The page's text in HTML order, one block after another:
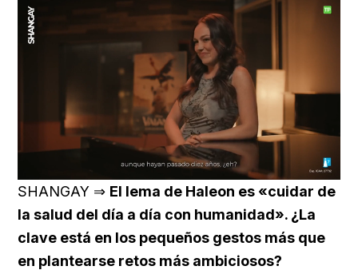
Loaded:
76.68%
SHANGAY ⇒ El lema de Haleon es «cuidar de
la salud del día a día con humanidad». ¿La
clave está en los pequeños gestos más que
en plantearse retos más ambiciosos?